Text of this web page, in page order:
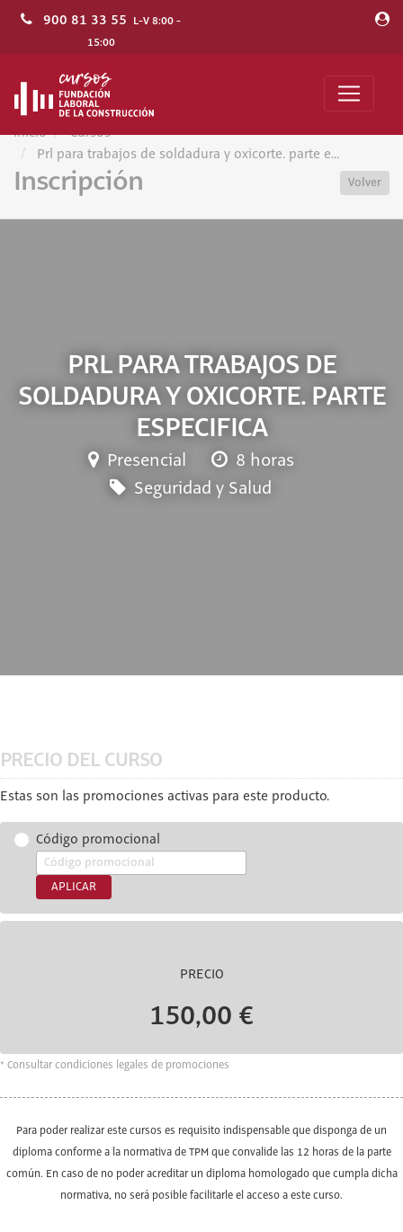
900 81 33 55 L-V 8:00 -
15:00
Inicio
Cursos
Prl para trabajos de soldadura y oxicorte. parte e...
Inscripción Volver
PRL PARA TRABAJOS DE
SOLDADURA Y OXICORTE. PARTE
ESPECIFICA
Presencial
8 horas
Seguridad y Salud
PRECIO DEL CURSO
Estas son las promociones activas para este producto.
Código promocional
APLICAR
PRECIO
150,00 €
* Consultar condiciones legales de promociones
Para poder realizar este cursos es requisito indispensable que disponga de un
diploma conforme a la normativa de TPM que convalide las 12 horas de la parte
común. En caso de no poder acreditar un diploma homologado que cumpla dicha
normativa, no será posible facilitarle el acceso a este curso.